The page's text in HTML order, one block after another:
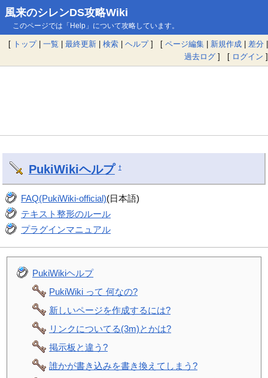
風来のシレンDS攻略Wiki
このページでは「Help」について攻略しています。
[ トップ| 一覧 | 最終更新 | 検索 | ヘルプ] [ ページ編集 | 新規作成 | 差分 |
過去ログ ] [ ログイン ]
PukiWikiヘルプ †
FAQ(PukiWiki-official)(日本語)
テキスト整形のルール
プラグインマニュアル
PukiWikiヘルプ
PukiWiki って 何なの?
新しいページを作成するには?
リンクについてる(3m)とかは?
掲示板と違う?
誰かが書き込みを書き換えてしまう?